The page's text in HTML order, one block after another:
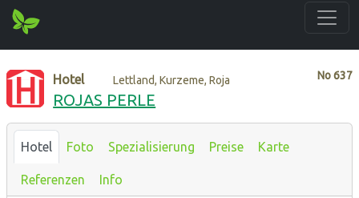
No637
Hotel Lettland, Kurzeme, Roja
ROJAS PERLE
Hotel Foto Spezialisierung Preise Karte
Referenzen Info